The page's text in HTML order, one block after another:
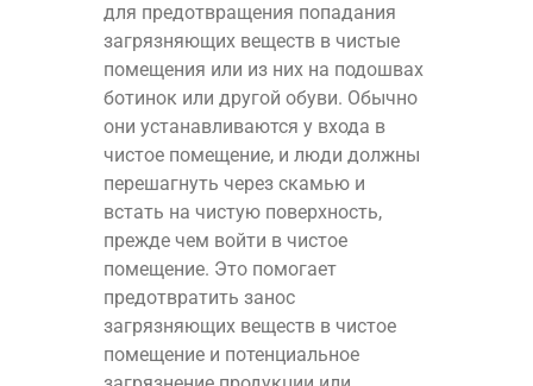
для предотвращения попадания
загрязняющих веществ в чистые
помещения или из них на подошвах
ботинок или другой обуви. Обычно
они устанавливаются у входа в
чистое помещение, и люди должны
перешагнуть через скамью и
встать на чистую поверхность,
прежде чем войти в чистое
помещение. Это помогает
предотвратить занос
загрязняющих веществ в чистое
помещение и потенциальное